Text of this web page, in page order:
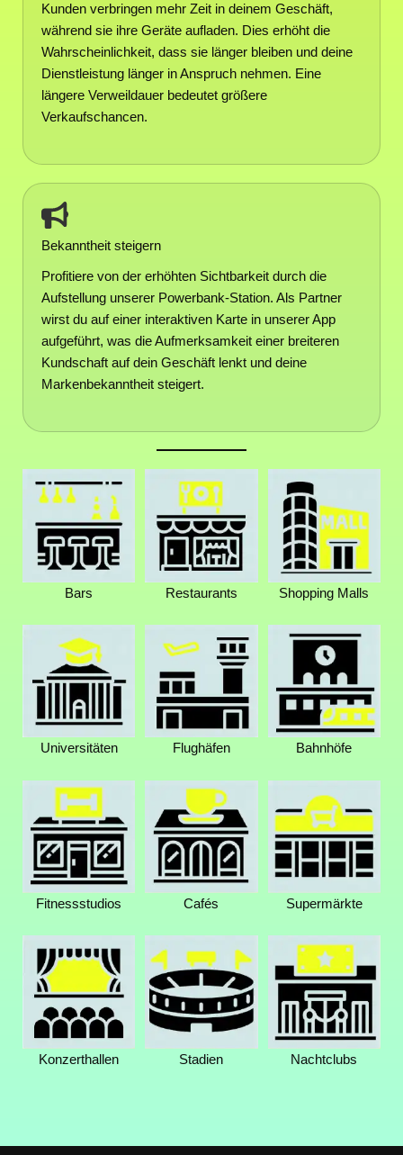
Kunden verbringen mehr Zeit in deinem Geschäft,
während sie ihre Geräte aufladen. Dies erhöht die
Wahrscheinlichkeit, dass sie länger bleiben und deine
Dienstleistung länger in Anspruch nehmen. Eine
längere Verweildauer bedeutet größere
Verkaufschancen.
Bekanntheit steigern
Profitiere von der erhöhten Sichtbarkeit durch die
Aufstellung unserer Powerbank-Station. Als Partner
wirst du auf einer interaktiven Karte in unserer App
aufgeführt, was die Aufmerksamkeit einer breiteren
Kundschaft auf dein Geschäft lenkt und deine
Markenbekanntheit steigert.
Bars Restaurants Shopping Malls
Universitäten Flughäfen Bahnhöfe
Fitnessstudios Cafés Supermärkte
Konzerthallen Stadien Nachtclubs